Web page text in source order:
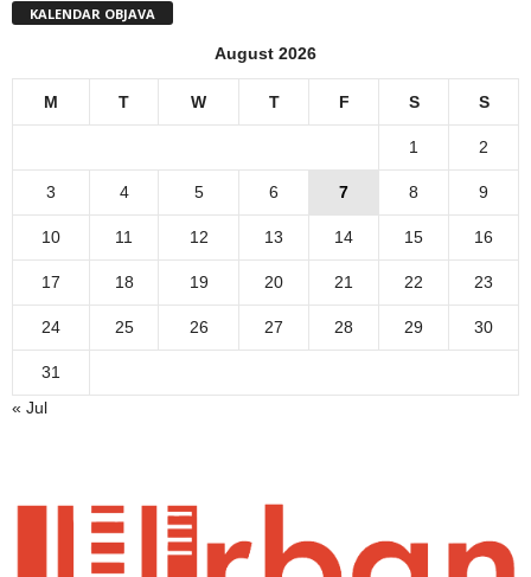
KALENDAR OBJAVA
August 2026
M T W T F S S
1 2
3 4 5 6 7 8 9
10 11 12 13 14 15 16
17 18 19 20 21 22 23
24 25 26 27 28 29 30
31
« Jul